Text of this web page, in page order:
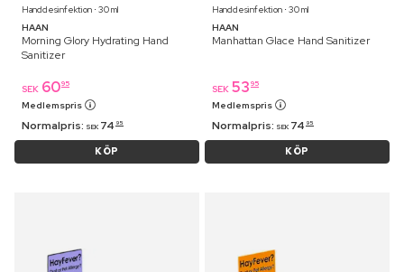
Handdesinfektion ⋅ 30 ml
HAAN
Morning Glory Hydrating Hand
Sanitizer
SEK 6095
Medlemspris
Normalpris: SEK 74 95
KÖP
Handdesinfektion ⋅ 30 ml
HAAN
Manhattan Glace Hand Sanitizer
SEK 53 95
Medlemspris
Normalpris: SEK 74 95
KÖP